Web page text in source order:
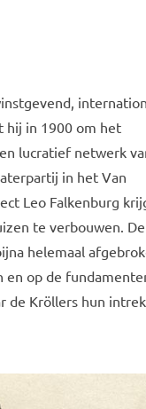
hij in 1900 om het
lucratief netwerk
in het Van
Leo Falkenburg
te verbouwen. De
helemaal
op de
de Kröllers hun intrek